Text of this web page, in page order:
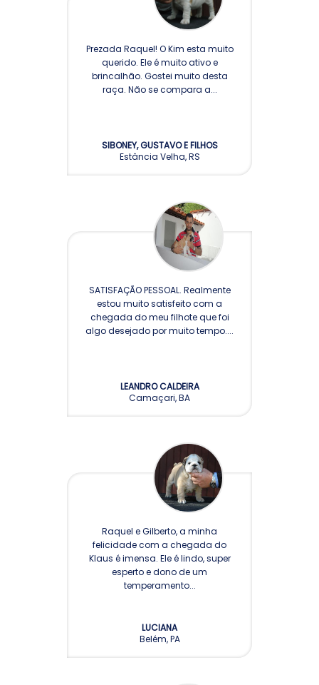
Prezada Raquel! O Kim esta muito
querido. Ele é muito ativo e
brincalhão. Gostei muito desta
raça. Não se compara a...
SIBONEY, GUSTAVO E FILHOS
Estância Velha, RS
SATISFAÇÃO PESSOAL. Realmente
estou muito satisfeito com a
chegada do meu filhote que foi
algo desejado por muito tempo....
LEANDRO CALDEIRA
Camaçari, BA
Raquel e Gilberto, a minha
felicidade com a chegada do
Klaus é imensa. Ele é lindo, super
esperto e dono de um
temperamento...
LUCIANA
Belém, PA